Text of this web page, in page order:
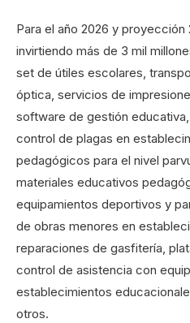
Para el año 2026 y proyección
invirtiendo más de 3 mil
set de útiles escolares,
óptica, servicios de
software de gestión
control de plagas en
pedagógicos para el nivel
materiales educativos
equipamientos deportivos y
de obras menores en
reparaciones de gasfitería,
control de asistencia con
establecimientos
otros.